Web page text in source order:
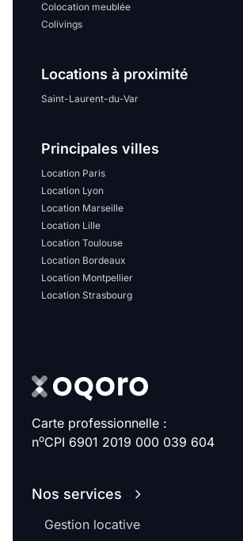
Colocation meublée
Colivings
Locations à proximité
Saint-Laurent-du-Var
Principales villes
Location Paris
Location Lyon
Location Marseille
Location Lille
Location Toulouse
Location Bordeaux
Location Montpellier
Location Strasbourg
Carte professionnelle :
noCPI 6901 2019 000 039 604
Nos services
Gestion locative